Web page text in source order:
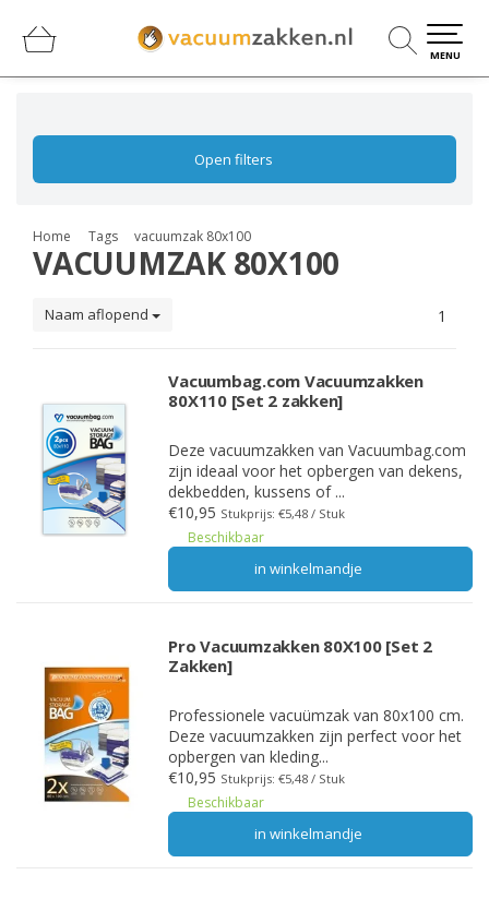
MENU
Open filters
Home Tags vacuumzak 80x100
VACUUMZAK 80X100
Naam aflopend 1
Vacuumbag.com Vacuumzakken
80X110 [Set 2 zakken]
Deze vacuumzakken van Vacuumbag.com
zijn ideaal voor het opbergen van dekens,
dekbedden, kussens of ...
€10,95 Stukprijs: €5,48 / Stuk
Beschikbaar
in winkelmandje
Pro Vacuumzakken 80X100 [Set 2
Zakken]
Professionele vacuümzak van 80x100 cm.
Deze vacuumzakken zijn perfect voor het
opbergen van kleding...
€10,95 Stukprijs: €5,48 / Stuk
Beschikbaar
in winkelmandje